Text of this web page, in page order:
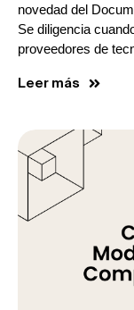
novedad del
Se diligencia
proveedores de
Leer más